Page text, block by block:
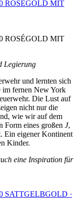
ROSÉGOLD MIT
ROSÉGOLD MIT
Legierung
und lernten sich
im fernen New York
Die Lust auf
nicht nur die
wie wir auf dem
Form eines großen J,
Ein eigener Kontinent
Kinder.
eine Inspiration für
SATTGELBGOLD ·